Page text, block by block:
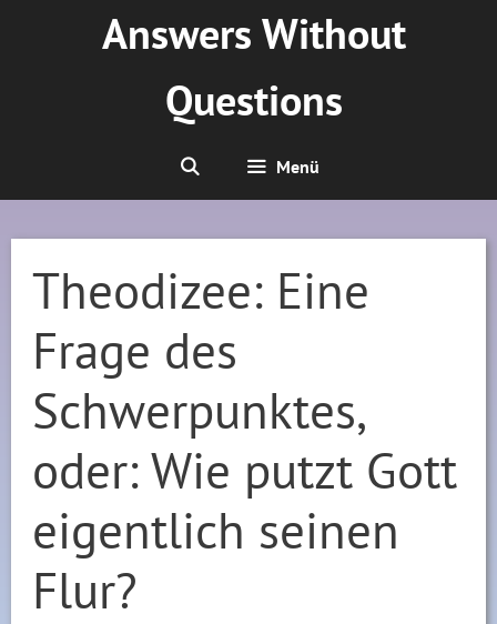
Answers Without
Questions
Menü
Theodizee: Eine
Frage des
Schwerpunktes,
oder: Wie putzt Gott
eigentlich seinen
Flur?